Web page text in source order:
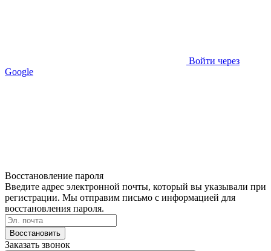
Войти через
Google
Восстановление пароля
Введите адрес электронной почты, который вы указывали при
регистрации. Мы отправим письмо с информацией для
восстановления пароля.
Восстановить
Заказать звонок